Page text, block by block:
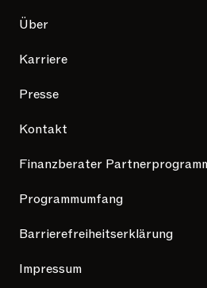
Über
Karriere
Presse
Kontakt
Finanzberater
Programmumfang
Barrierefreiheitserklärung
Impressum